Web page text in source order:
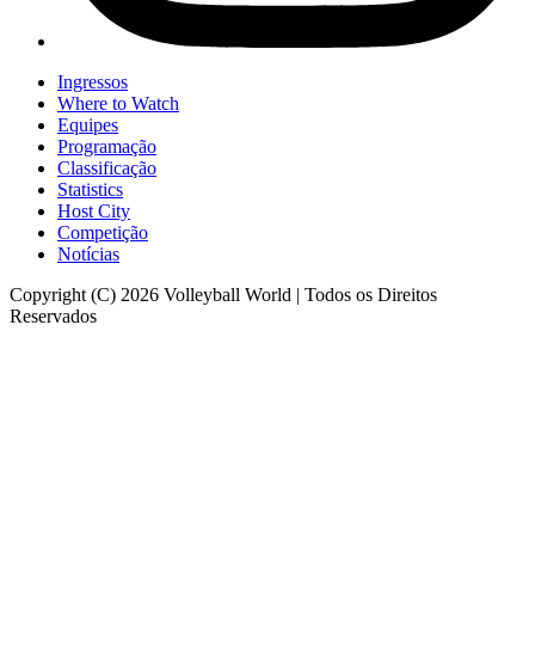
Ingressos
Where to Watch
Equipes
Programação
Classificação
Statistics
Host City
Competição
Notícias
Copyright (C) 2026 Volleyball World | Todos os Direitos
Reservados